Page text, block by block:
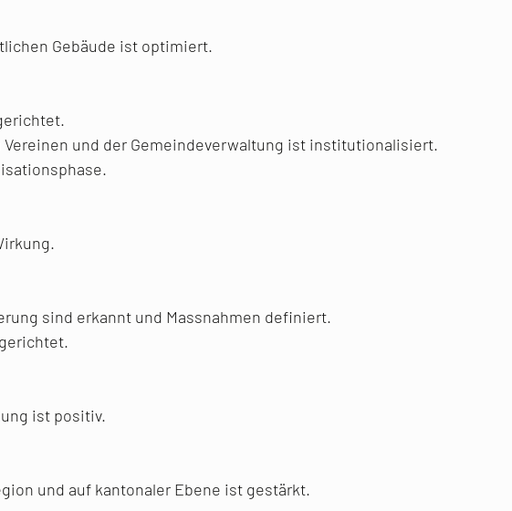
Gebäude ist optimiert.
und der Gemeindeverwaltung ist institutionalisiert.
sind erkannt und Massnahmen definiert.
ist positiv.
und auf kantonaler Ebene ist gestärkt.